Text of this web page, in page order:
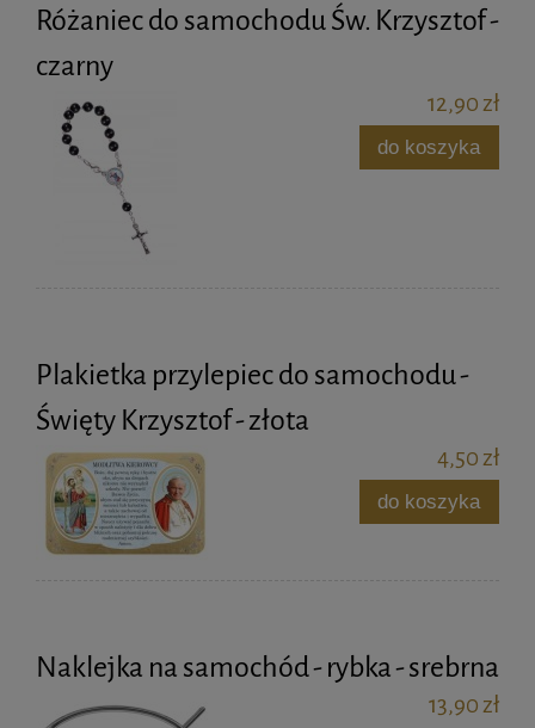
Różaniec do samochodu Św. Krzysztof -
czarny
12,90 zł
do koszyka
Plakietka przylepiec do samochodu -
Święty Krzysztof - złota
4,50 zł
do koszyka
Naklejka na samochód - rybka - srebrna
13,90 zł